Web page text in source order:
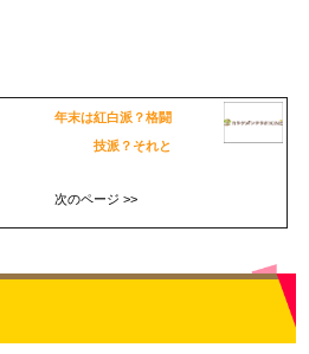
年末は紅白派？格闘
技派？それと
次のページ >>